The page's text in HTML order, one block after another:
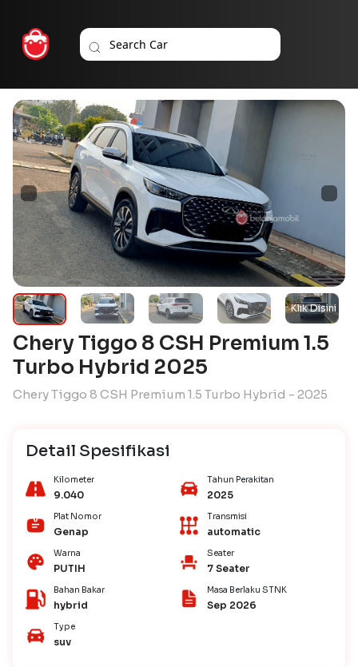
Chery Tiggo 8 CSH Premium 1.5
Turbo Hybrid 2025
Chery Tiggo 8 CSH Premium 1.5 Turbo Hybrid - 2025
Detail Spesifikasi
Kilometer
9.040
Tahun Perakitan
2025
Plat Nomor
Genap
Transmisi
automatic
Warna
PUTIH
Seater
7 Seater
Bahan Bakar
hybrid
Masa Berlaku STNK
Sep 2026
Type
suv